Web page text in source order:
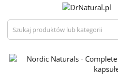
Szukaj produktów lub kategorii